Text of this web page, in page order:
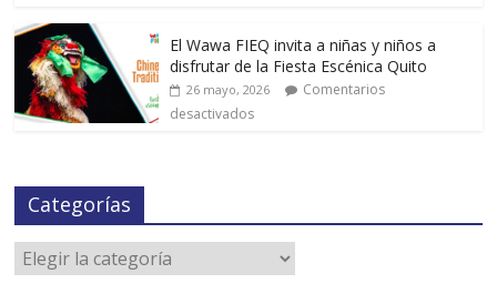
El Wawa FIEQ invita a niñas y niños a
disfrutar de la Fiesta Escénica Quito
26 mayo, 2026
Comentarios
desactivados
Categorías